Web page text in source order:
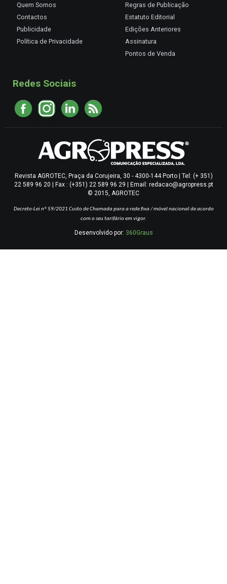
Quem Somos
Contactos
Publicidade
Política de Privacidade
Regras de Publicação
Estatuto Editorial
Edições Anteriores
Assinatura
Pontos de Venda
Redes Sociais
Revista AGROTEC, Praça da Corujeira, 30 - 4300-144 Porto | Tel: (+ 351)
22 589 96 20 | Fax : (+351) 22 589 96 29 | Email: redacao@agropress.pt
© 2015, AGROTEC
Decreto-Lei nº 59/2021 Custo de Chamada para a rede fixa / móvel nacional de acordo
com o seu tarifário em vigor.
Desenvolvido por: 360Graus